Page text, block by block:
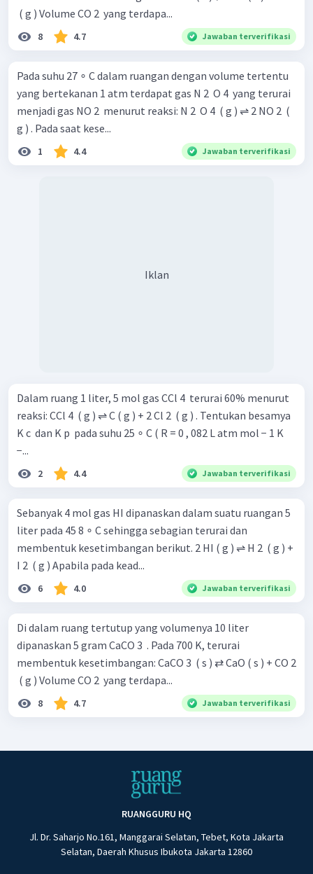
​ ( g ) Volume CO 2 ​ yang terdapa...
8 4.7 Jawaban terverifikasi
Pada suhu 27 ∘ C dalam ruangan dengan volume tertentu
yang bertekanan 1 atm terdapat gas N 2 ​ O 4 ​ yang terurai
menjadi gas NO 2 ​ menurut reaksi: N 2 ​ O 4 ​ ( g ) ⇌ 2 NO 2 ​ (
g ) . Pada saat kese...
1 4.4 Jawaban terverifikasi
Iklan
Dalam ruang 1 liter, 5 mol gas CCl 4 ​ terurai 60% menurut
reaksi: CCl 4 ​ ( g ) ⇌ C ( g ) + 2 Cl 2 ​ ( g ) . Tentukan besamya
K c ​ dan K p ​ pada suhu 25 ∘ C ( R = 0 , 082 L atm mol − 1 K
−...
2 4.4 Jawaban terverifikasi
Sebanyak 4 mol gas HI dipanaskan dalam suatu ruangan 5
liter pada 45 8 ∘ C sehingga sebagian terurai dan
membentuk kesetimbangan berikut. 2 HI ( g ) ⇌ H 2 ​ ( g ) +
I 2 ​ ( g ) Apabila pada kead...
6 4.0 Jawaban terverifikasi
Di dalam ruang tertutup yang volumenya 10 liter
dipanaskan 5 gram CaCO 3 ​ . Pada 700 K, terurai
membentuk kesetimbangan: CaCO 3 ​ ( s ) ⇄ CaO ( s ) + CO 2
​ ( g ) Volume CO 2 ​ yang terdapa...
8 4.7 Jawaban terverifikasi
RUANGGURU HQ
Jl. Dr. Saharjo No.161, Manggarai Selatan, Tebet, Kota Jakarta
Selatan, Daerah Khusus Ibukota Jakarta 12860